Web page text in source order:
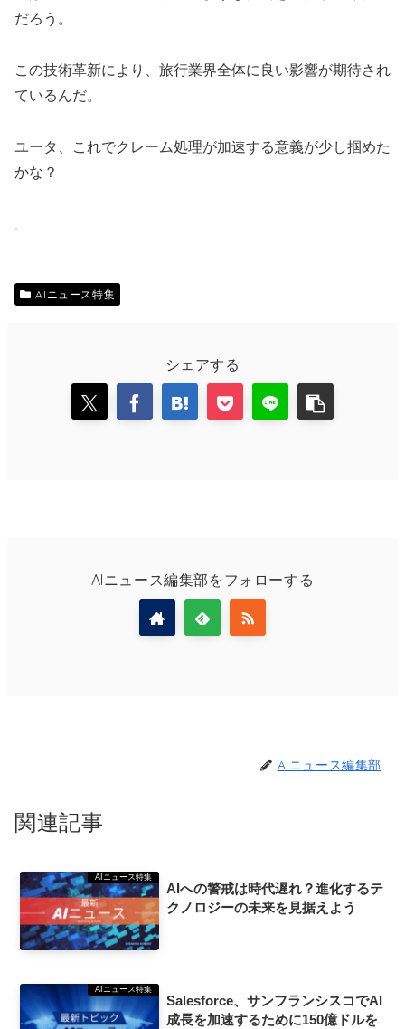
だろう。
この技術革新により、旅行業界全体に良い影響が期待され
ているんだ。
ユータ、これでクレーム処理が加速する意義が少し掴めた
かな？
AIニュース特集
シェアする
AIニュース編集部をフォローする
AIニュース編集部
関連記事
AIニュース特集
AIへの警戒は時代遅れ？進化するテ
クノロジーの未来を見据えよう
AIニュース特集
Salesforce、サンフランシスコでAI
成長を加速するために150億ドルを